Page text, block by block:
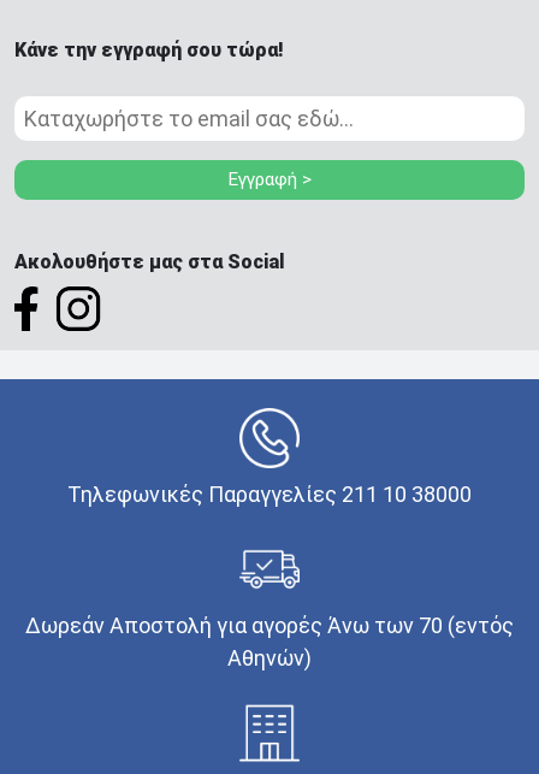
Κάνε την εγγραφή σου τώρα!
Εγγραφή >
Ακολουθήστε μας στα Social
Τηλεφωνικές Παραγγελίες 211 10 38000
Δωρεάν Αποστολή για αγορές Άνω των 70 (εντός
Αθηνών)